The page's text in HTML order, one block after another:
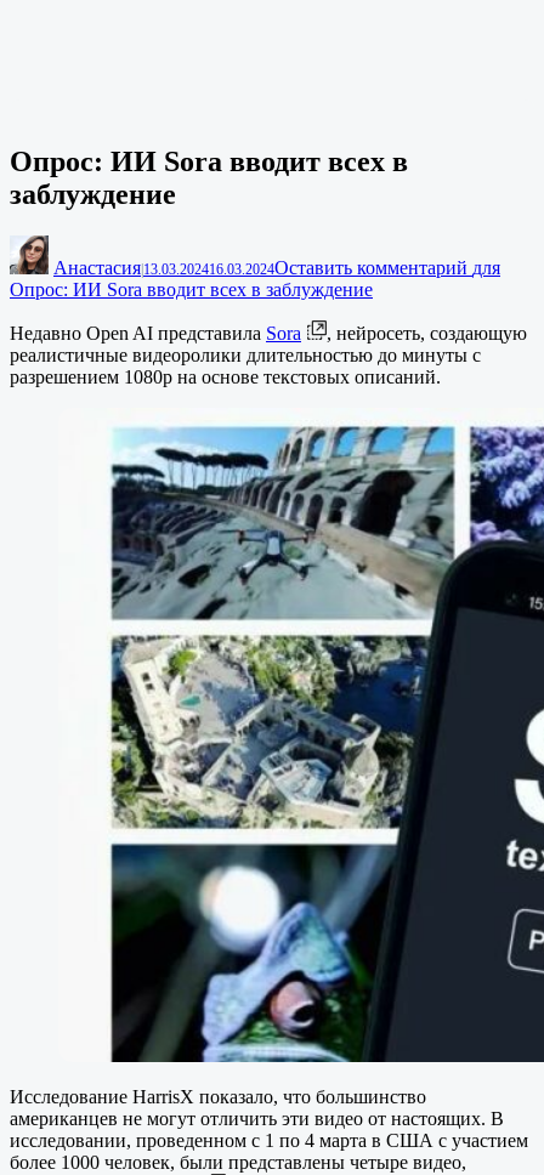
Опрос: ИИ Sora вводит всех в
заблуждение
Анастасия 13.03.202416.03.2024Оставить комментарий для
Опрос: ИИ Sora вводит всех в заблуждение
Недавно Open AI представила Sora
, нейросеть, создающую
реалистичные видеоролики длительностью до минуты с
разрешением 1080p на основе текстовых описаний.
Исследование HarrisX показало, что большинство
американцев не могут отличить эти видео от настоящих. В
исследовании, проведенном с 1 по 4 марта в США с участием
более 1000 человек, были представлены четыре видео,